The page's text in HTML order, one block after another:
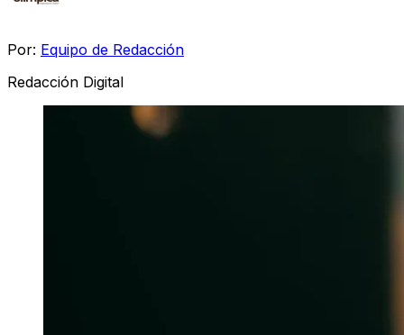
Por: Equipo de Redacción
Redacción Digital